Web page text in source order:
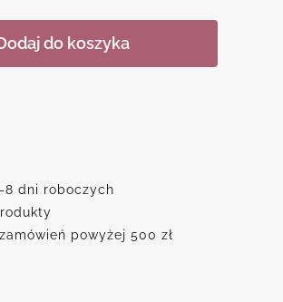
do koszyka
8 dni roboczych
powyżej 500 zł